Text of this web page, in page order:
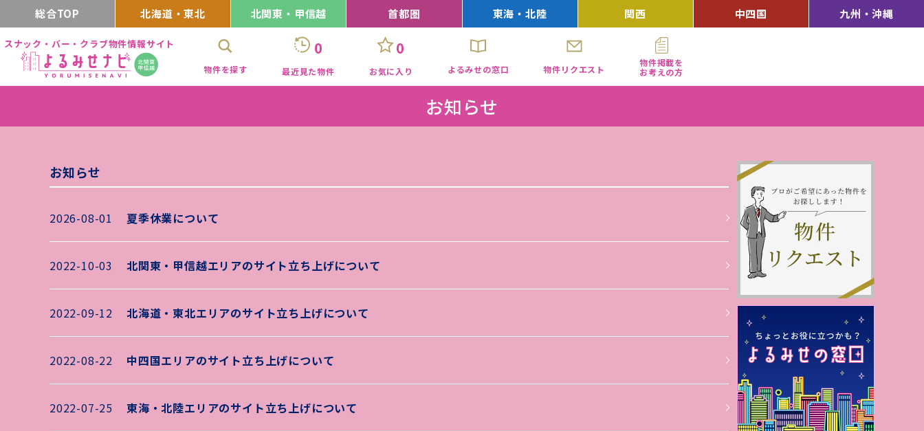
総合TOP 北海道・東北 北関東・甲信越 首都圏 東海・北陸 関西 中四国 九州・沖縄
スナック・バー・クラブ物件情報サイト
物件を探す
0
最近見た物件
0
お気に入り よるみせの窓口 物件リクエスト
物件掲載を
お考えの方
お知らせ
お知らせ
2026-08-01 夏季休業について
2022-10-03 北関東・甲信越エリアのサイト立ち上げについて
2022-09-12 北海道・東北エリアのサイト立ち上げについて
2022-08-22 中四国エリアのサイト立ち上げについて
2022-07-25 東海・北陸エリアのサイト立ち上げについて